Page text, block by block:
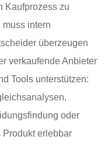
Kaufprozess zu
intern
überzeugen
verkaufende Anbieter
Tools unterstützen:
oder
Produkt erlebbar